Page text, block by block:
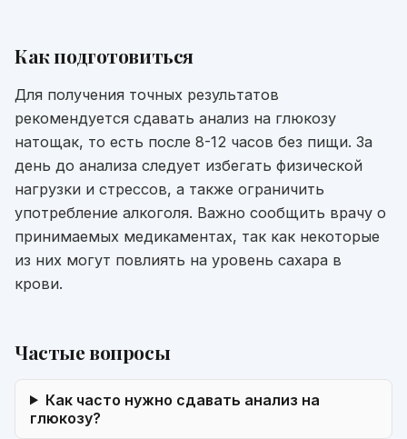
Как подготовиться
Для получения точных результатов
рекомендуется сдавать анализ на глюкозу
натощак, то есть после 8-12 часов без пищи. За
день до анализа следует избегать физической
нагрузки и стрессов, а также ограничить
употребление алкоголя. Важно сообщить врачу о
принимаемых медикаментах, так как некоторые
из них могут повлиять на уровень сахара в
крови.
Частые вопросы
Как часто нужно сдавать анализ на
глюкозу?